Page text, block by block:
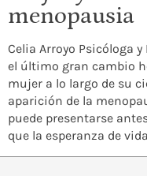
menopausia
Celia Arroyo Psicóloga
el último gran cambio
mujer a lo largo de su
aparición de la
puede presentarse
que la esperanza de